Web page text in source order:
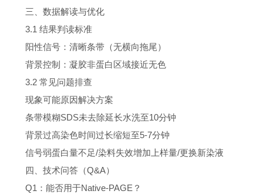
三、数据解读与优化
3.1 结果判读标准
阳性信号：清晰条带（无横向拖尾）
背景控制：凝胶非蛋白区域接近无色
3.2 常见问题排查
现象可能原因解决方案
条带模糊SDS未去除延长水洗至10分钟
背景过高染色时间过长缩短至5-7分钟
信号弱蛋白量不足/染料失效增加上样量/更换新染液
四、技术问答（Q&A）
Q1：能否用于Native-PAGE？